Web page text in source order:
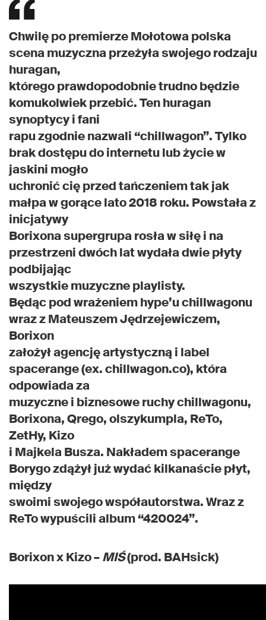
Chwilę po premierze Mołotowa polska
scena muzyczna przeżyła swojego rodzaju
huragan,
którego prawdopodobnie trudno będzie
komukolwiek przebić. Ten huragan
synoptycy i fani
rapu zgodnie nazwali “chillwagon”. Tylko
brak dostępu do internetu lub życie w
jaskini mogło
uchronić cię przed tańczeniem tak jak
małpa w gorące lato 2018 roku. Powstała z
inicjatywy
Borixona supergrupa rosła w siłę i na
przestrzeni dwóch lat wydała dwie płyty
podbijając
wszystkie muzyczne playlisty.
Będąc pod wrażeniem hype’u chillwagonu
wraz z Mateuszem Jędrzejewiczem,
Borixon
założył agencję artystyczną i label
spacerange (ex. chillwagon.co), która
odpowiada za
muzyczne i biznesowe ruchy chillwagonu,
Borixona, Qrego, olszykumpla, ReTo,
ZetHy, Kizo
i Majkela Busza. Nakładem spacerange
Borygo zdążył już wydać kilkanaście płyt,
między
swoimi swojego współautorstwa. Wraz z
ReTo wypuścili album “420024”.
Borixon x Kizo –MIŚ(prod. BAHsick)